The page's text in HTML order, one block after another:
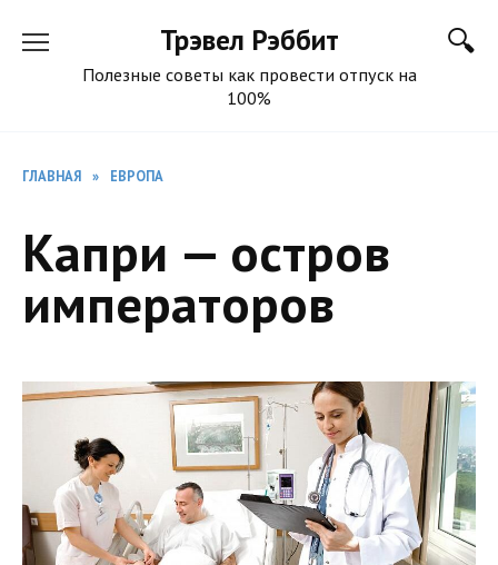
содержанию
Трэвел Рэббит
Полезные советы как провести отпуск на
100%
ГЛАВНАЯ » ЕВРОПА
Капри — остров
императоров